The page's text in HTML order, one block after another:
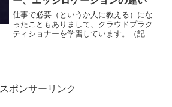
仕事で必要（というか人に教える）にな
ったこともありまして、クラウドプラク
ティショナーを学習しています。（記事
スポンサーリンク